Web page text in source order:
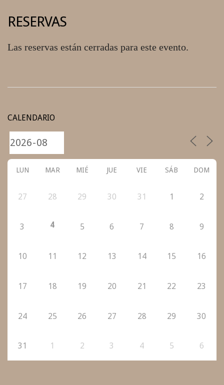
RESERVAS
Las reservas están cerradas para este evento.
17
CALENDARIO
LUN MAR MIÉ JUE VIE SÁB DOM
27 28 29 30 31 1 2
3 4 5 6 7 8 9
10 11 12 13 14 15 16
17 18 19 20 21 22 23
24 25 26 27 28 29 30
31 1 2 3 4 5 6